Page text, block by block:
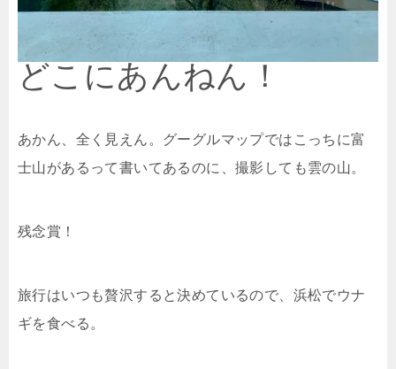
どこにあんねん！
あかん、全く見えん。グーグルマップではこっちに富
士山があるって書いてあるのに、撮影しても雲の山。
残念賞！
旅行はいつも贅沢すると決めているので、浜松でウナ
ギを食べる。